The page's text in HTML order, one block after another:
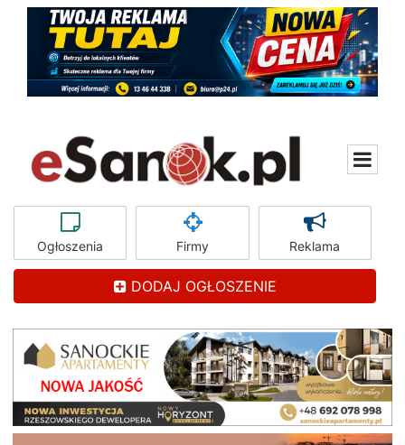
Ogłoszenia Firmy Reklama
DODAJ OGŁOSZENIE